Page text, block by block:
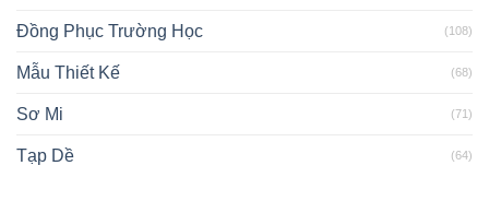
Đồng Phục Trường Học (108)
Mẫu Thiết Kế (68)
Sơ Mi (71)
Tạp Dề (64)